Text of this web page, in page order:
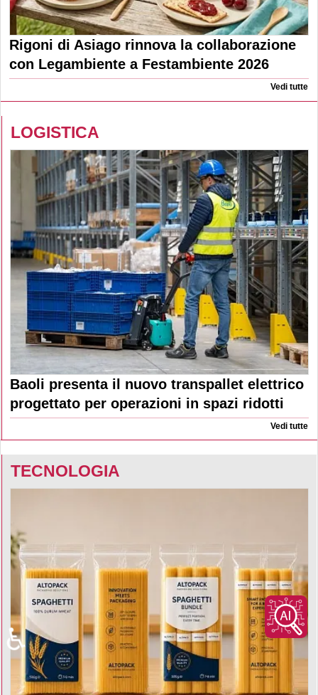
Rigoni di Asiago rinnova la collaborazione
con Legambiente a Festambiente 2026
Vedi tutte
LOGISTICA
Baoli presenta il nuovo transpallet elettrico
progettato per operazioni in spazi ridotti
Vedi tutte
TECNOLOGIA